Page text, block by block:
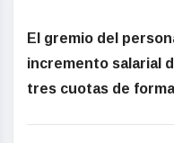
El gremio del
incremento salarial
tres cuotas de